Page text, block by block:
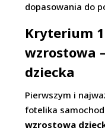
dopasowania do
Kryterium
wzrostowa
dziecka
Pierwszym i
fotelika
wzrostowa